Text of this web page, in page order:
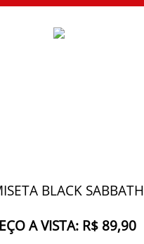
BLACK SABBATH
A VISTA: R$ 89,90